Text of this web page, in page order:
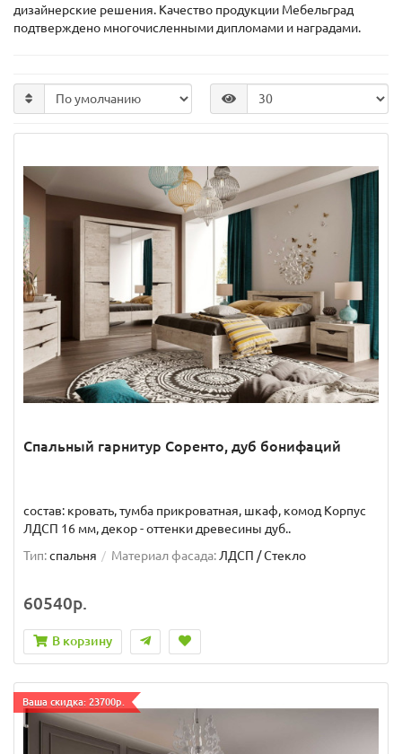
дизайнерские решения. Качество продукции Мебельград
подтверждено многочисленными дипломами и наградами.
Спальный гарнитур Соренто, дуб бонифаций
состав: кровать, тумба прикроватная, шкаф, комод Корпус
ЛДСП 16 мм, декор - оттенки древесины дуб..
Тип:спальня Материал фасада: ЛДСП / Стекло
60540р.
В корзину
Ваша скидка: 23700р.